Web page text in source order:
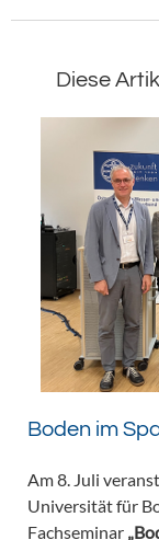
Diese
Boden im
Am 8. Juli
Universität für
Fachseminar